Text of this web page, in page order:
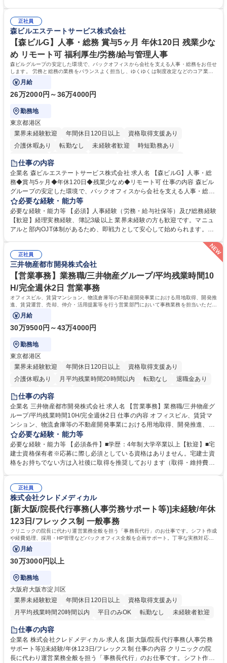
年休120日/デスクワーク中心で残業少なめ
整、資料作成、当日の運営サポート 学歴・資格 学歴：大学院 大学 語学
力： 資格：
正社員
森ビルエステートサービス株式会社
【森ビルG】人事・総務 賞与5ヶ月 年休120日 残業少な
め リモート可 福利厚生/労務/給与管理人事
森ビルグループの安定した環境で、バックオフィスから会社を支える人事・総務をお任せ
します。 労務と総務の業務をバランスよく担当し、ゆくゆくは制度改定などのコア業務
にも挑戦できる、やりがいある環境です。
月給
26万2000円～36万4000円
勤務地
東京都港区
業界未経験歓迎
年間休日120日以上
資格取得支援あり
介護休暇あり
転勤なし 未経験者歓迎
時短勤務あり
経験者歓迎
完全週休2日制
交通費支給 長期歓迎 駅近5分以内 土日祝休み
仕事の内容
企業名 森ビルエステートサービス株式会社 求人名 【森ビルG】人事・総
務◆賞与5ヶ月◆年休120日◆残業少なめ◆リモート可 仕事の内容 森ビル
グループの安定した環境で、バックオフィスから会社を支える人事・総務
をお任せします。 労務と総務の業務をバランスよく担当し、ゆくゆくは制
度改定などのコア業務にも挑戦できる、やりがいある環境です。 ■勤怠管
理、給与計算、社会保険手続き、年末調整等の労務管理全般 ■入退社手続
き、社内規定の改定や人事制度改定などのコア業務 ■社内イベントの企画
は部内のOJTを中心に、あなたの経験に合わせて不足している部分はいつ
でも質問・相談できる環境が整っているため、安心して成長できます。 募
集職種 【森ビルG】人事・総務◆賞与5ヶ月◆年休120日◆残業少なめ◆
リモート可
必要な経験・能力等
必要な経験・能力等 【必須】人事経験（労務・給与社保等）及び総務経験
【歓迎】経理実務経験、簿記3級以上 業界未経験の方も歓迎です。マニュ
アルと部内OJT体制があるため、即戦力として安心して始められます。
ます。定型業務に留まらず、社内規定や人事制度の改定など会社のコア業
務に挑戦できるため、自身の成長と組織への貢献度をダイレクトに実感で
きます。 残業少なめ、週1日リモート可など、ワークライフバランスを保
ち長期活躍できる環境です。 「これまでの幅広い経験を活かし、長期的な
キャリアを築きたい」という前向きな意欲と挑戦を全力で応援します。 学
歴・資格 学歴：大学院 大学 高専 短大 専修学校 高校 語学力： 資格：日商
簿記検定1級 日商簿記検定2級 日商簿記検定3級
正社員
三井物産都市開発株式会社
【営業事務】業務職/三井物産グループ/平均残業時間10
H/完全週休2日 営業事務
オフィスビル、賃貸マンション、物流倉庫等の不動産開発事業における用地取得、開発推
進、賃貸運営、売却、仲介・活用提案等を行う営業部門において事務業務を担当いただき
ます。
月給
30万9500円～43万4000円
勤務地
東京都港区
業界未経験歓迎
年間休日120日以上
資格取得支援あり
介護休暇あり
月平均残業時間20時間以内 転勤なし
退職金あり
在宅OK
賞与あり
駅近5分以内
土日祝休み 寮・社宅あり
仕事の内容
企業名 三井物産都市開発株式会社 求人名 【営業事務】業務職/三井物産グ
ループ/平均残業時間10H/完全週休2日 仕事の内容 オフィスビル、賃貸マ
ンション、物流倉庫等の不動産開発事業における用地取得、開発推進、賃
貸運営、売却、仲介・活用提案等を行う営業部門において事務業務を担当
いただきます。 【詳細】・契約書管理、契約書製本、捺印対応、ファイリ
ング、登記簿取得、調書取得・支払業務（各種費用支払、支払管理、請
求・支払データ登録、取引先マスター申請対応）・予算作成及び予実管
の他に担当頂く業務が発生する場合があります。 募集職種 【営業事務】
業務職/三井物産グループ/平均残業時間10H/完全週休2日
必要な経験・能力等
必要な経験・能力等 【必須条件】■学歴：4年制大学卒業以上【歓迎】■宅
建士資格保有者※応募に際し必須としている資格はありません。宅建士資
格をお持ちでない方は入社後に取得を推奨しております（取得・維持費用
ション力がある方。 ・チャレンジを厭わず、粘り強く業務に取り組める
方。多様な関係者と謙虚に信頼関係を構築でき、期限を意識したスケジュ
ール管理が出来る方。※将来的に他部署（営業部門、コーポレート部門）
へのジョブローテーションの可能性があります。 学歴・資格 学歴：大学
院 大学 語学力： 資格：宅地建物取引士
正社員
株式会社クレドメディカル
[新大阪/院長代行事務(人事労務サポート等)]未経験/年休
123日/フレックス制 一般事務
クリニックの院長に代わり運営業務全般を担う「事務長代行」のお仕事です。シフト作成
や経費処理、採用・HP管理などバックオフィス全般を企画サポート。丁寧な実務対応で
現場を支え、専門スキルを構築できます。
月給
30万3000円以上
勤務地
大阪府大阪市淀川区
業界未経験歓迎
年間休日120日以上
資格取得支援あり
月平均残業時間20時間以内
平日のみOK 転勤なし
未経験者歓迎
住宅手当あり
交通費支給
駅近5分以内 土日祝休み 昼食補助あり
仕事の内容
企業名 株式会社クレドメディカル 求人名 [新大阪/院長代行事務(人事労務
サポート等)]未経験/年休123日/フレックス制 仕事の内容 クリニックの院
長に代わり運営業務全般を担う「事務長代行」のお仕事です。シフト作成